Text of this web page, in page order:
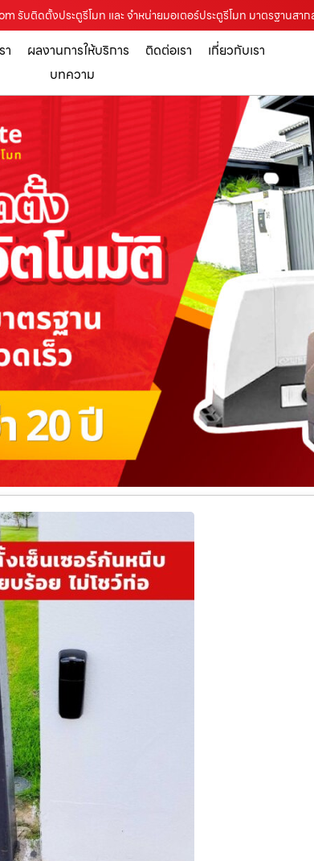
รับติดตั้งประตูรีโมท และ จำหน่ายมอเตอร์ประตูรีโมท มาตรฐานสา
า ผลงานการให้บริการ ติดต่อเรา
เกี่ยวกับเรา
บทความ